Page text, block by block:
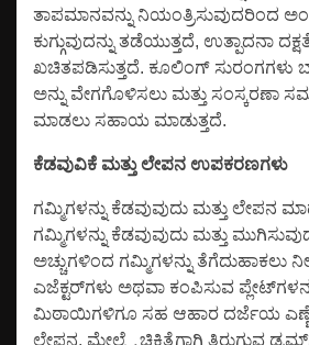
ತಾಪಮಾನವನ್ನು ನಿಯಂತ್ರಿಸುವುದರಿಂದ
ಕುಗ್ಗುವುದನ್ನು ತಡೆಯುತ್ತದೆ, ಉತ್ಪಾದನಾ
ಖಚಿತಪಡಿಸುತ್ತದೆ. ಕೂಲಿಂಗ್
ಅನ್ನು ವೇಗಗೊಳಿಸಲು ಮತ್ತು ಸಂಸ್ಕರಣಾ
ಮಾಡಲು ಸಹಾಯ ಮಾಡುತ್ತದೆ.
ಕೆಡವುವಿಕೆ ಮತ್ತು ಲೇಪನ ಉಪಕರಣಗಳು
ಗಮ್ಮಿಗಳನ್ನು ಕೆಡವುವುದು ಮತ್ತು ಲೇಪನ
ಗಮ್ಮಿಗಳನ್ನು ಕೆಡವುವುದು ಮತ್ತು
ಅಚ್ಚುಗಳಿಂದ ಗಮ್ಮಿಗಳನ್ನು ತೆಗೆದುಹಾಕಲು
ಎಜೆಕ್ಟರ್‌ಗಳು ಅಥವಾ ಕಂಪಿಸುವ
ಮಿಠಾಯಿಗಳಿಗೂ ಸಹ ಆಹಾರ ದರ್ಜೆಯ
ಲೇಪನ. ಮೇಲ್ಮೈ ಚಿಕಿತ್ಸೆಗಾಗಿ ತಿರುಗುವ